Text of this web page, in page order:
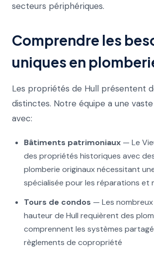
secteurs périphériques.
Comprendre les
uniques en
Les propriétés de Hull présentent
distinctes. Notre équipe a une
avec:
Bâtiments patrimoniaux — Le
des propriétés historiques avec
plomberie originaux nécessitant
spécialisée pour les réparations et
Tours de condos — Les
hauteur de Hull requièrent des
comprennent les systèmes
règlements de copropriété